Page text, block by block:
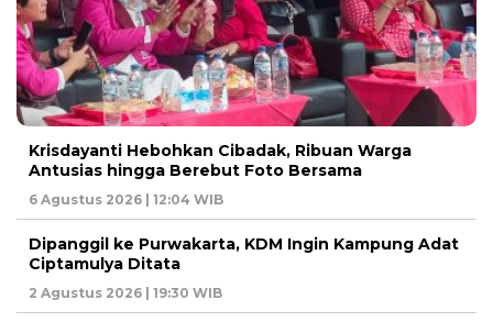
Krisdayanti Hebohkan Cibadak, Ribuan Warga
Antusias hingga Berebut Foto Bersama
6 Agustus 2026 | 12:04 WIB
Dipanggil ke Purwakarta, KDM Ingin Kampung Adat
Ciptamulya Ditata
2 Agustus 2026 | 19:30 WIB